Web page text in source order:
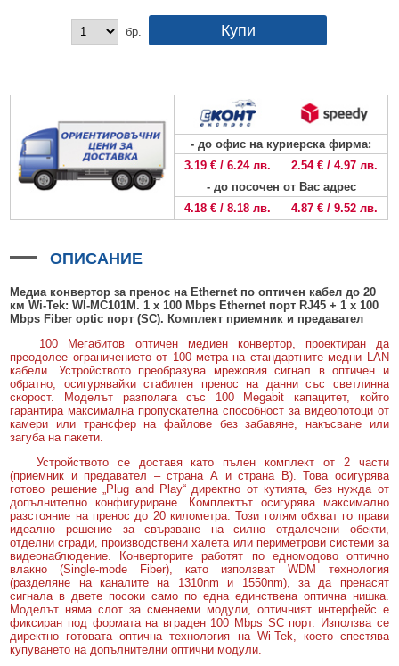
БЕЗЖИЧНИ ДЕТЕКТОРИ ЗА ПОЖАР, ДИМ, ТОПЛИНА И ВЪГЛЕРОДЕН
БЕЗКОНТАКТНИ RFID КАРТИ И ЧИПОВЕ ЗА КЛАВИАТУРИ
БЕЗЖИЧНИ ДИСТАНЦИОННИ УПРАВЛЕНИЯ И БУТОНИ
БЕЗЖИЧНИ СИРЕНИ AJAX
МОДУЛИ ЗА СГРАДНА АВТОМАТИЗАЦИЯ AJAX
БЕЗЖИЧНИ МОДУЛИ И АКСЕСОАРИ ЗА HIKVISION AX PRO
СТРАНИЦИ
УПОТРЕБЯВАНА ТЕХНИКА
бр.
- до офис на куриерска фирма:
3.19 € / 6.24 лв.
2.54 € / 4.97 лв.
- до посочен от Вас адрес
4.18 € / 8.18 лв.
4.87 € / 9.52 лв.
ОПИСАНИЕ
Медиа конвертор за пренос наEthernet по оптичен кабел до 20
км Wi-Tek: WI-MC101M. 1 х 100 MbpsEthernet портRJ45 + 1 x 100
MbpsFiber optic порт (SC).Комплект приемник и предавател
100 Мегабитов оптичен медиен конвертор, проектиран да
преодолее ограничението от 100 метра на стандартните медни LAN
кабели. Устройството преобразува мрежовия сигнал в оптичен и
обратно, осигурявайки стабилен пренос на данни със светлинна
скорост. Моделът разполага със 100 Megabit капацитет, който
гарантира максимална пропускателна способност за видеопотоци от
камери или трансфер на файлове без забавяне, накъсване или
загуба на пакети.
Устройството се доставя като пълен комплект от 2 части
(приемник и предавател – страна А и страна B). Това осигурява
готово решение „Plug and Play“ директно от кутията, без нужда от
допълнително конфигуриране. Комплектът осигурява максимално
разстояние на пренос до 20 километра. Този голям обхват го прави
идеално решение за свързване на силно отдалечени обекти,
отделни сгради, производствени халета или периметрови системи за
видеонаблюдение. Конверторите работят по едномодово оптично
влакно (Single-mode Fiber), като използват WDM технология
(разделяне на каналите на 1310nm и 1550nm), за да пренасят
сигнала в двете посоки само по една единствена оптична нишка.
Моделът няма слот за сменяеми модули, оптичният интерфейс е
фиксиран под формата на вграден 100 Mbps SC порт. Използва се
директно готовата оптична технология на Wi-Tek, което спестява
купуването на допълнителни оптични модули.